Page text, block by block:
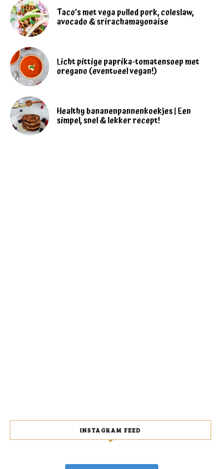
Taco’s met vega pulled pork, coleslaw,
avocado & srirachamayonaise
Licht pittige paprika-tomatensoep met
oregano (eventueel vegan!)
Healthy bananenpannenkoekjes | Een
simpel, snel & lekker recept!
INSTAGRAM FEED